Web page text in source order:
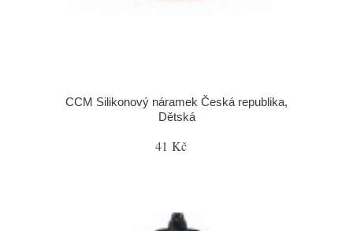
CCM Silikonový náramek Česká republika,
Dětská
41 Kč